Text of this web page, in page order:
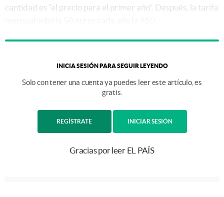
cantidad es “el precio para el primer año”. Después, la tarifa
INICIA SESIÓN PARA SEGUIR LEYENDO
Solo con tener una cuenta ya puedes leer este artículo, es
gratis.
REGÍSTRATE INICIAR SESIÓN
Gracias por leer EL PAÍS